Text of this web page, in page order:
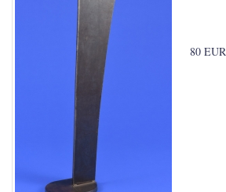
80 EUR